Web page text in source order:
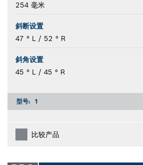
254 毫米
斜断设置
47 ° L / 52 ° R
斜角设置
45 ° L / 45 ° R
型号: 1
比较产品